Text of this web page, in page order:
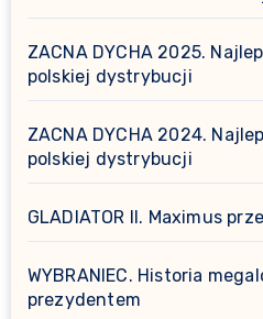
ZACNA DYCHA 2025.
polskiej dystrybucji
ZACNA DYCHA 2024.
polskiej dystrybucji
GLADIATOR II. Maximus
WYBRANIEC. Historia
prezydentem